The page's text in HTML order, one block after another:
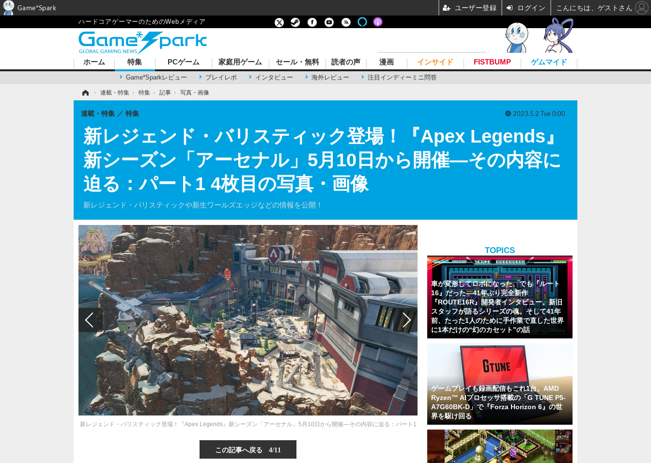
ハードコアゲーマーのためのWebメディア
ホーム 特集
Game*Sparkレビュー プレイレポ インタビュー 海外レビュー 注目インディーミニ問答
PCゲーム 家庭用ゲーム セール・無料 読者の声 漫画 インサイド FISTBUMP ゲムマイド
› 連載・特集 › 特集 › 記事 › 写真・画像
新レジェンド・バリスティック登場！『Apex Legends』
新シーズン「アーセナル」5月10日から開催―その内容に
迫る：パート1 4枚目の写真・画像
新レジェンド・バリスティックや新生ワールズエッジなどの情報を公開！
連載・特集 特集 2023.5.2 Tue 0:00
新レジェンド・バリスティック登場！『Apex Legends』新シーズン「アーセナル」5月10日から開催―その内容に迫る：パート1
この記事へ戻る 4/11
TOPICS
車が変形してロボになった、でも『ルート
16』だった―41年ぶり完全新作
『ROUTE16R』開発者インタビュー。新旧
スタッフが語るシリーズの魂。そして41年
前、たった1人のために手作業で直した世界
に1本だけの“幻のカセット”の話
ゲームプレイも録画配信もこれ1台。AMD
Ryzen™ AIプロセッサ搭載の「G TUNE P5-
A7G60BK-D」で『Forza Horizon 6』の世
界を駆け回る
Game*Spark ユーザー登録 ログイン こんにちは、ゲストさん